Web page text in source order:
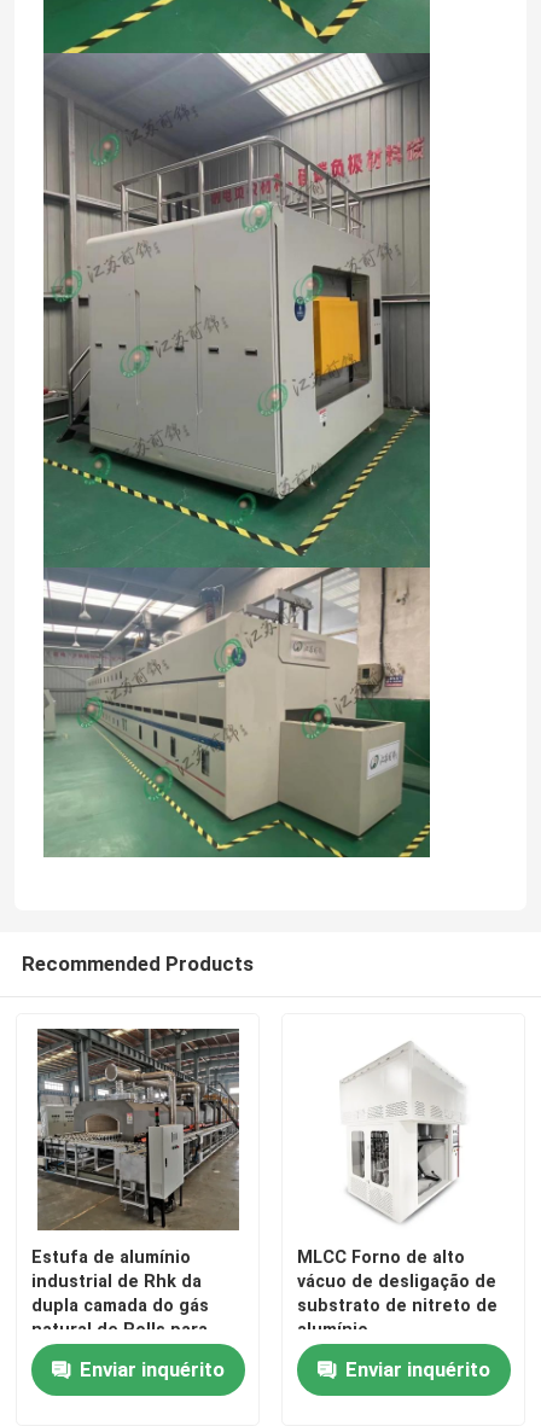
Casa
Recommended Products
Estufa de alumínio
industrial de Rhk da
dupla camada do gás
natural de Rolls para
materiais cerâmicos
avançadosEnviar inquérito
MLCC Forno de alto
vácuo de desligação de
substrato de nitreto de
alumínio
Enviar inquérito